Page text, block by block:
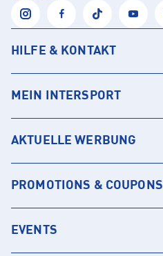
HILFE & KONTAKT
MEIN INTERSPORT
AKTUELLE WERBUNG
PROMOTIONS & COUPONS
EVENTS